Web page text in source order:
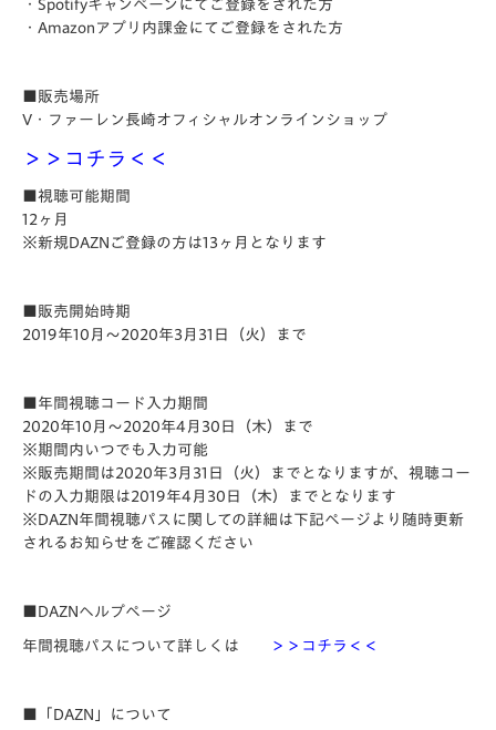
・Spotifyキャンペーンにてご登録をされた方
・Amazonアプリ内課金にてご登録をされた方
■販売場所
V・ファーレン長崎オフィシャルオンラインショップ
＞＞コチラ＜＜
■視聴可能期間
12ヶ月
※新規DAZNご登録の方は13ヶ月となります
■販売開始時期
2019年10月～2020年3月31日（火）まで
■年間視聴コード入力期間
2020年10月～2020年4月30日（木）まで
※期間内いつでも入力可能
※販売期間は2020年3月31日（火）までとなりますが、視聴コー
ドの入力期限は2019年4月30日（木）までとなります
※DAZN年間視聴パスに関しての詳細は下記ページより随時更新
されるお知らせをご確認ください
■DAZNヘルプページ
年間視聴パスについて詳しくは ＞＞コチラ＜＜
「DAZN」について